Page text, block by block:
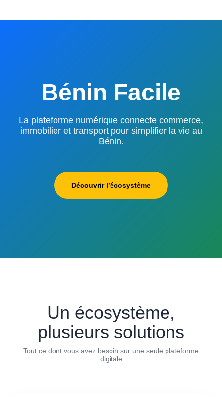
Bénin Facile
La plateforme numérique connecte commerce,
immobilier et transport pour simplifier la vie au
Bénin.
Découvrir l’écosystème
Un écosystème,
plusieurs solutions
Tout ce dont vous avez besoin sur une seule plateforme
digitale